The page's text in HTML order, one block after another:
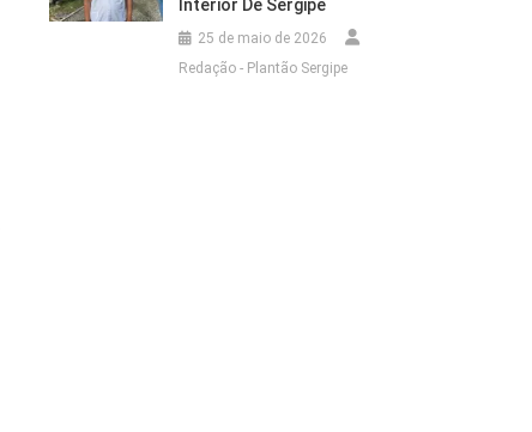
Interior De Sergipe
25 de maio de 2026
Redação - Plantão Sergipe